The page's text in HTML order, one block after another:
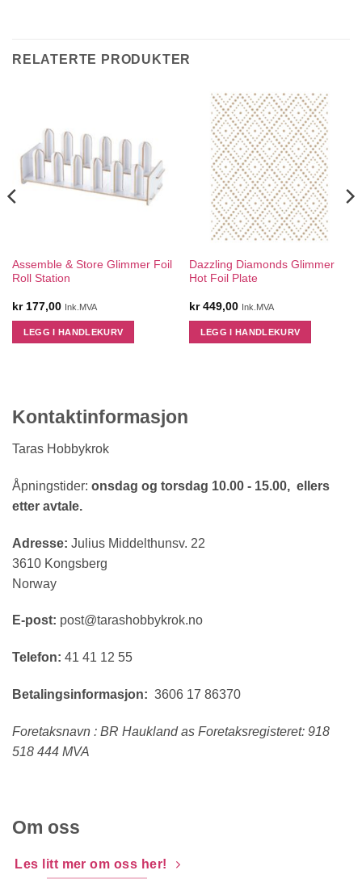
RELATERTE PRODUKTER
Assemble & Store Glimmer Foil
Roll Station
kr177,00 Ink.MVA
LEGG I HANDLEKURV
Dazzling Diamonds Glimmer
Hot Foil Plate
kr449,00 Ink.MVA
LEGG I HANDLEKURV
Kontaktinformasjon
Taras Hobbykrok
Åpningstider: onsdag og torsdag 10.00 - 15.00, ellers
etter avtale.
Adresse: Julius Middelthunsv. 22
3610 Kongsberg
Norway
E-post: post@tarashobbykrok.no
Telefon: 41 41 12 55
Betalingsinformasjon: 3606 17 86370
Foretaksnavn : BR Haukland as Foretaksregisteret: 918
518 444 MVA
Om oss
Les litt mer om oss her!